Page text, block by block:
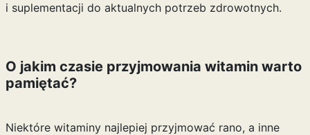
i suplementacji do aktualnych potrzeb zdrowotnych.
O jakim czasie przyjmowania witamin warto
pamiętać?
Niektóre witaminy najlepiej przyjmować rano, a inne